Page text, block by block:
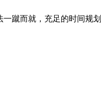
蹴而就，充足的时间规